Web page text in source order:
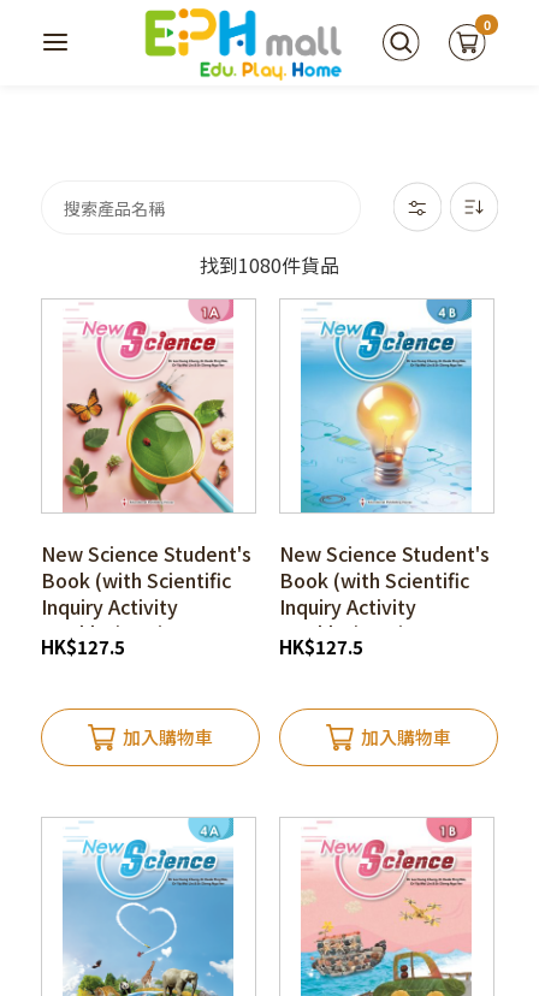
0
找到1080件貨品
New Science Student's
Book (with Scientific
Inquiry Activity
Booklet) 1A (1st
edition_25)*
HK$127.5
加入購物車
New Science Student's
Book (with Scientific
Inquiry Activity
Booklet) 4B (1st
edition_25)*
HK$127.5
加入購物車